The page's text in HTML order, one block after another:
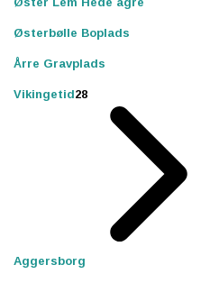
Østerbølle Boplads
Årre Gravplads
Vikingetid28
Aggersborg